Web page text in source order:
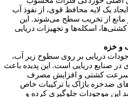
یک لایه محافظ قوی، از نفوذ آب
از تخریب سطح می‌شوند. این
اسکله‌ها و تجهیزات دریایی
و خزه
دریایی بر روی سطوح زیر آب،
صنایع دریایی است. این پدیده باعث
سرعت کشتی و افزایش مصرف
ضدخزه باژاک با ترکیبات خاص
این موجودات جلوگیری کرده و